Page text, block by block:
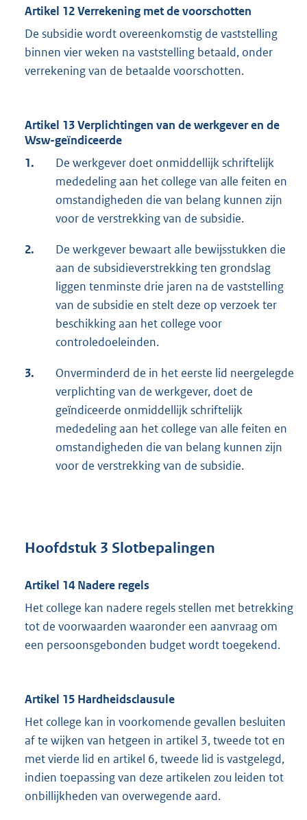
Artikel 12 Verrekening met de voorschotten
De subsidie wordt overeenkomstig de vaststelling
binnen vier weken na vaststelling betaald, onder
verrekening van de betaalde voorschotten.
Artikel 13 Verplichtingen van de werkgever en de
Wsw-geïndiceerde
1.
De werkgever doet onmiddellijk schriftelijk
mededeling aan het college van alle feiten en
omstandigheden die van belang kunnen zijn
voor de verstrekking van de subsidie.
2.
De werkgever bewaart alle bewijsstukken die
aan de subsidieverstrekking ten grondslag
liggen tenminste drie jaren na de vaststelling
van de subsidie en stelt deze op verzoek ter
beschikking aan het college voor
controledoeleinden.
3.
Onverminderd de in het eerste lid neergelegde
verplichting van de werkgever, doet de
geïndiceerde onmiddellijk schriftelijk
mededeling aan het college van alle feiten en
omstandigheden die van belang kunnen zijn
voor de verstrekking van de subsidie.
Hoofdstuk 3 Slotbepalingen
Artikel 14 Nadere regels
Het college kan nadere regels stellen met betrekking
tot de voorwaarden waaronder een aanvraag om
een persoonsgebonden budget wordt toegekend.
Artikel 15 Hardheidsclausule
Het college kan in voorkomende gevallen besluiten
af te wijken van hetgeen in artikel 3, tweede tot en
met vierde lid en artikel 6, tweede lid is vastgelegd,
indien toepassing van deze artikelen zou leiden tot
onbillijkheden van overwegende aard.